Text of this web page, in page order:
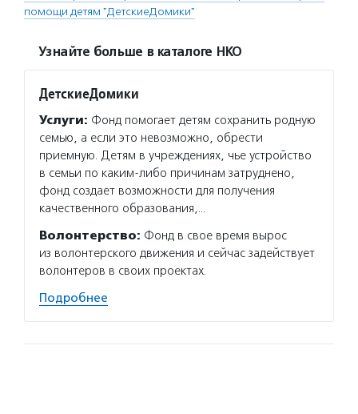
помощи детям "ДетскиеДомики"
Узнайте больше в каталоге НКО
ДетскиеДомики
Услуги: Фонд помогает детям сохранить родную
семью, а если это невозможно, обрести
приемную. Детям в учреждениях, чье устройство
в семьи по каким-либо причинам затруднено,
фонд создает возможности для получения
качественного образования,…
Волонтерство: Фонд в свое время вырос
из волонтерского движения и сейчас задействует
волонтеров в своих проектах.
Подробнее